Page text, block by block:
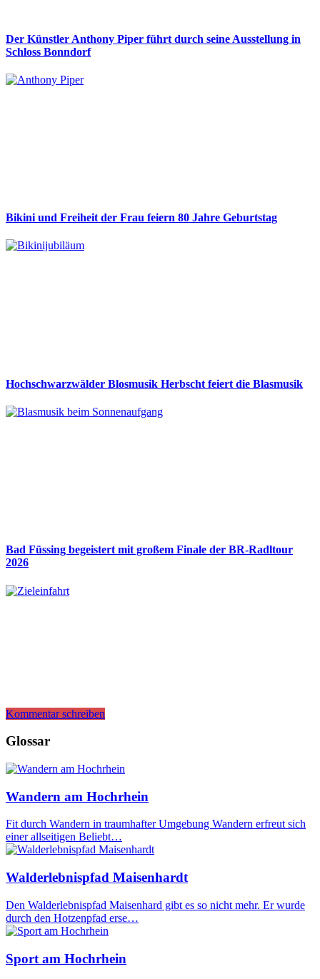
Der Künstler Anthony Piper führt durch seine Ausstellung in
Schloss Bonndorf
Bikini und Freiheit der Frau feiern 80 Jahre Geburtstag
Hochschwarzwälder Blosmusik Herbscht feiert die Blasmusik
Bad Füssing begeistert mit großem Finale der BR-Radltour
2026
Kommentar schreiben
Glossar
Wandern am Hochrhein
Fit durch Wandern in traumhafter Umgebung Wandern erfreut sich
einer allseitigen Beliebt…
Walderlebnispfad Maisenhardt
Den Walderlebnispfad Maisenhard gibt es so nicht mehr. Er wurde
durch den Hotzenpfad erse…
Sport am Hochrhein